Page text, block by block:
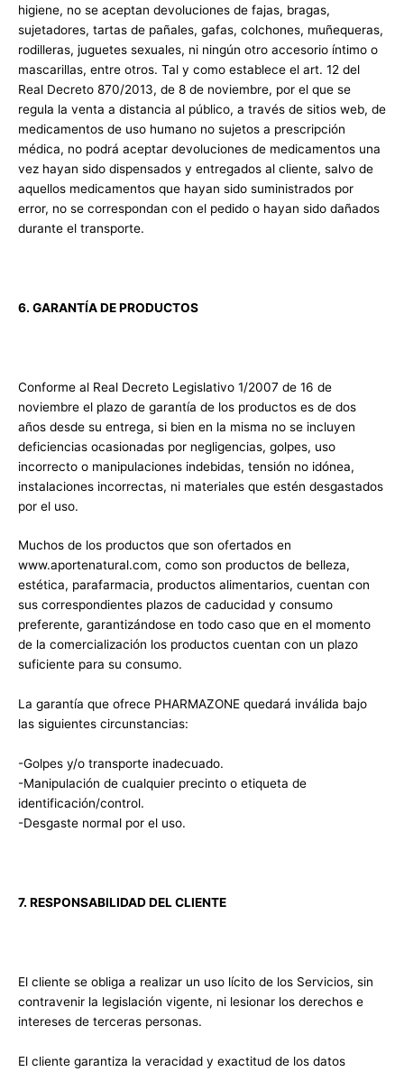
higiene, no se aceptan devoluciones de fajas, bragas,
sujetadores, tartas de pañales, gafas, colchones, muñequeras,
rodilleras, juguetes sexuales, ni ningún otro accesorio íntimo o
mascarillas, entre otros. Tal y como establece el art. 12 del
Real Decreto 870/2013, de 8 de noviembre, por el que se
regula la venta a distancia al público, a través de sitios web, de
medicamentos de uso humano no sujetos a prescripción
médica, no podrá aceptar devoluciones de medicamentos una
vez hayan sido dispensados y entregados al cliente, salvo de
aquellos medicamentos que hayan sido suministrados por
error, no se correspondan con el pedido o hayan sido dañados
durante el transporte.
6. GARANTÍA DE PRODUCTOS
Conforme al Real Decreto Legislativo 1/2007 de 16 de
noviembre el plazo de garantía de los productos es de dos
años desde su entrega, si bien en la misma no se incluyen
deficiencias ocasionadas por negligencias, golpes, uso
incorrecto o manipulaciones indebidas, tensión no idónea,
instalaciones incorrectas, ni materiales que estén desgastados
por el uso.
Muchos de los productos que son ofertados en
www.aportenatural.com, como son productos de belleza,
estética, parafarmacia, productos alimentarios, cuentan con
sus correspondientes plazos de caducidad y consumo
preferente, garantizándose en todo caso que en el momento
de la comercialización los productos cuentan con un plazo
suficiente para su consumo.
La garantía que ofrece PHARMAZONE quedará inválida bajo
las siguientes circunstancias:
-Golpes y/o transporte inadecuado.
-Manipulación de cualquier precinto o etiqueta de
identificación/control.
-Desgaste normal por el uso.
7. RESPONSABILIDAD DEL CLIENTE
El cliente se obliga a realizar un uso lícito de los Servicios, sin
contravenir la legislación vigente, ni lesionar los derechos e
intereses de terceras personas.
El cliente garantiza la veracidad y exactitud de los datos